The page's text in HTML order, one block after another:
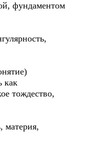
фундаментом
как
тождество,